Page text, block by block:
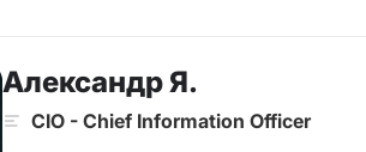
Александр Я.
CIO - Chief Information Officer